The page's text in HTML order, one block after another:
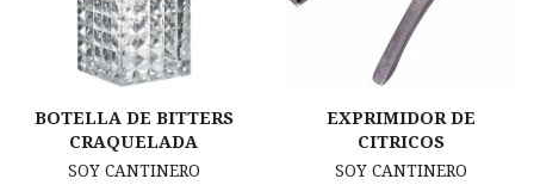
BOTELLA DE BITTERS
CRAQUELADA
SOY CANTINERO
EXPRIMIDOR DE
CITRICOS
SOY CANTINERO